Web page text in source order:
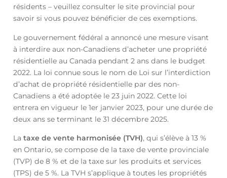
résidents – veuillez consulter le site provincial pour
savoir si vous pouvez bénéficier de ces exemptions.
Le gouvernement fédéral a annoncé une mesure visant
à interdire aux non-Canadiens d’acheter une propriété
résidentielle au Canada pendant 2 ans dans le budget
2022. La loi connue sous le nom de Loi sur l’interdiction
d’achat de propriété résidentielle par des non-
Canadiens a été adoptée le 23 juin 2022. Cette loi
entrera en vigueur le 1er janvier 2023, pour une durée de
deux ans se terminant le 31 décembre 2025.
La taxe de vente harmonisée (TVH), qui s’élève à 13 %
en Ontario, se compose de la taxe de vente provinciale
(TVP) de 8 % et de la taxe sur les produits et services
(TPS) de 5 %. La TVH s’applique à toutes les propriétés